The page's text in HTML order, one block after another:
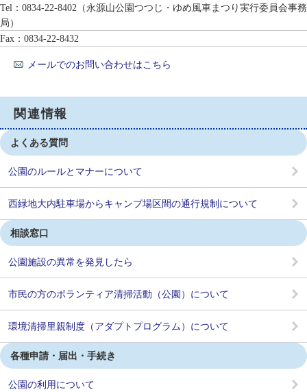
Tel：0834-22-8402 （永源山公園つつじ・ゆめ風車まつり実行委員会事務
局）
Fax：0834-22-8432
メールでのお問い合わせはこちら
関連情報
よくある質問
公園のルールとマナーについて
西緑地大内駐車場からキャンプ場区間の通行規制について
相談窓口
公園施設の異常を発見したら
市民の方のボランティア清掃活動（公園）について
環境清掃里親制度（アダプトプログラム）について
各種申請・届出・手続き
公園の利用について